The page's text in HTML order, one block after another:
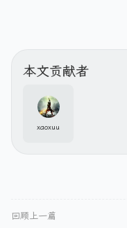
本文贡献者
xaoxuu
回顾上一篇